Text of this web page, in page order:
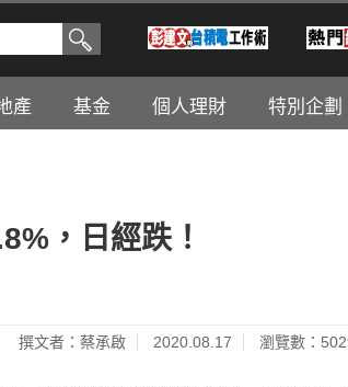
產 基金 個人理財 特別企劃
，日經跌！
撰文者：蔡承啟 2020.08.17 瀏覽數：